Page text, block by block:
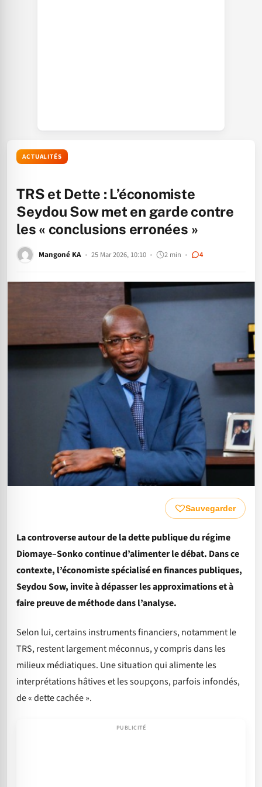
ACTUALITÉS
TRS et Dette : L’économiste
Seydou Sow met en garde contre
les « conclusions erronées »
Mangoné KA 25 Mar 2026, 10:10 2 min 4
Sauvegarder
La controverse autour de la dette publique du régime
Diomaye–Sonko continue d’alimenter le débat. Dans ce
contexte, l’économiste spécialisé en finances publiques,
Seydou Sow, invite à dépasser les approximations et à
faire preuve de méthode dans l’analyse.
Selon lui, certains instruments financiers, notamment le
TRS, restent largement méconnus, y compris dans les
milieux médiatiques. Une situation qui alimente les
interprétations hâtives et les soupçons, parfois infondés,
de « dette cachée ».